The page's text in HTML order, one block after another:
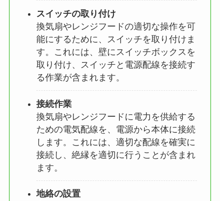
スイッチの取り付け
換気扇やレンジフードの適切な操作を可
能にするために、スイッチを取り付けま
す。これには、壁にスイッチボックスを
取り付け、スイッチと電源配線を接続す
る作業が含まれます。
接続作業
換気扇やレンジフードに電力を供給する
ための電気配線を、電源から本体に接続
します。これには、適切な配線を確実に
接続し、絶縁を適切に行うことが含まれ
ます。
地絡の設置